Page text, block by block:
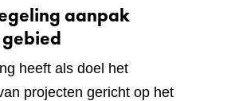
aanpak
heeft als doel het
projecten gericht op het